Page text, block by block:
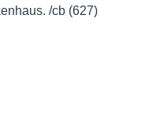
/cb (627)